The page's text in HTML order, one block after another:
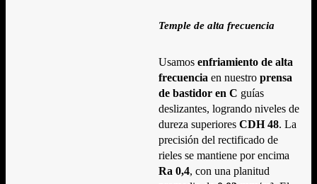
Temple de alta frecuencia
Usamos enfriamiento de alta
frecuencia en nuestro prensa
de bastidor en C guías
deslizantes, logrando niveles de
dureza superiores CDH 48. La
precisión del rectificado de
rieles se mantiene por encima
Ra 0,4, con una planitud